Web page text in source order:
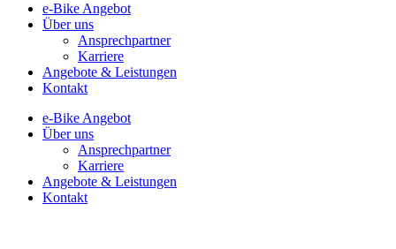
e-Bike Angebot
Über uns
Ansprechpartner
Karriere
Angebote & Leistungen
Kontakt
e-Bike Angebot
Über uns
Ansprechpartner
Karriere
Angebote & Leistungen
Kontakt